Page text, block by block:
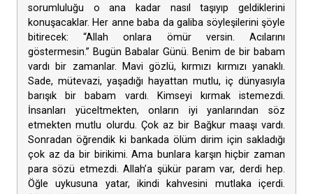
sorumluluğu o ana kadar nasıl taşıyıp geldiklerini
konuşacaklar. Her anne baba da galiba söyleşilerini şöyle
bitirecek: “Allah onlara ömür versin. Acılarını
göstermesin.” Bugün Babalar Günü. Benim de bir babam
vardı bir zamanlar. Mavi gözlü, kırmızı kırmızı yanaklı.
Sade, mütevazi, yaşadığı hayattan mutlu, iç dünyasıyla
barışık bir babam vardı. Kimseyi kırmak istemezdi.
İnsanları yüceltmekten, onların iyi yanlarından söz
etmekten mutlu olurdu. Çok az bir Bağkur maaşı vardı.
Sonradan öğrendik ki bankada ölüm dirim için sakladığı
çok az da bir birikimi. Ama bunlara karşın hiçbir zaman
para sözü etmezdi. Allah’a şükür param var, derdi hep.
Öğle uykusuna yatar, ikindi kahvesini mutlaka içerdi.